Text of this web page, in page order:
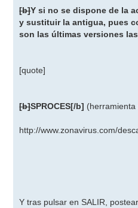
[b]Y si no se dispone de la
y sustituir la antigua, pues
son las últimas versiones
[quote]
[b]SPROCES[/b] (herramienta
http://www.zonavirus.com/
Y tras pulsar en SALIR,